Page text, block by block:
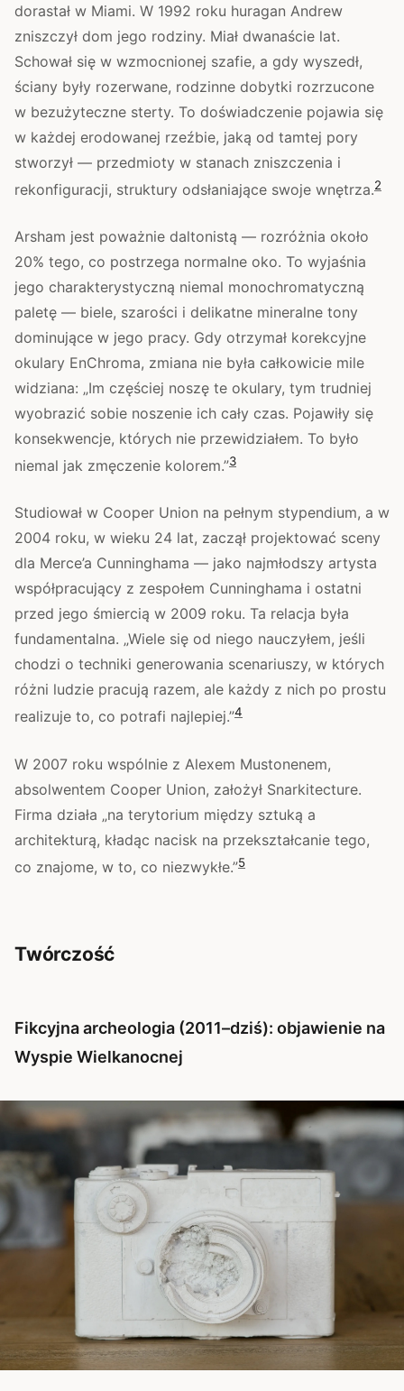
dorastał w Miami. W 1992 roku huragan Andrew
zniszczył dom jego rodziny. Miał dwanaście lat.
Schował się w wzmocnionej szafie, a gdy wyszedł,
ściany były rozerwane, rodzinne dobytki rozrzucone
w bezużyteczne sterty. To doświadczenie pojawia się
w każdej erodowanej rzeźbie, jaką od tamtej pory
stworzył — przedmioty w stanach zniszczenia i
rekonfiguracji, struktury odsłaniające swoje wnętrza.2
Arsham jest poważnie daltonistą — rozróżnia około
20% tego, co postrzega normalne oko. To wyjaśnia
jego charakterystyczną niemal monochromatyczną
paletę — biele, szarości i delikatne mineralne tony
dominujące w jego pracy. Gdy otrzymał korekcyjne
okulary EnChroma, zmiana nie była całkowicie mile
widziana: „Im częściej noszę te okulary, tym trudniej
wyobrazić sobie noszenie ich cały czas. Pojawiły się
konsekwencje, których nie przewidziałem. To było
niemal jak zmęczenie kolorem.”3
Studiował w Cooper Union na pełnym stypendium, a w
2004 roku, w wieku 24 lat, zaczął projektować sceny
dla Merce’a Cunninghama — jako najmłodszy artysta
współpracujący z zespołem Cunninghama i ostatni
przed jego śmiercią w 2009 roku. Ta relacja była
fundamentalna. „Wiele się od niego nauczyłem, jeśli
chodzi o techniki generowania scenariuszy, w których
różni ludzie pracują razem, ale każdy z nich po prostu
realizuje to, co potrafi najlepiej.”4
W 2007 roku wspólnie z Alexem Mustonenem,
absolwentem Cooper Union, założył Snarkitecture.
Firma działa „na terytorium między sztuką a
architekturą, kładąc nacisk na przekształcanie tego,
co znajome, w to, co niezwykłe.”5
Twórczość
Fikcyjna archeologia (2011–dziś): objawienie na
Wyspie Wielkanocnej